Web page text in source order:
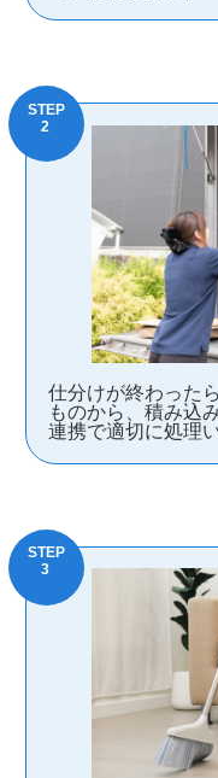
仕分けが終わった
ものから、積み込
連携で適切に処理